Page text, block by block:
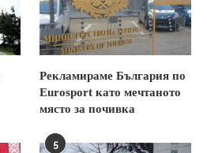
Рекламираме България по
Eurosport като мечтаното
място за почивка
5